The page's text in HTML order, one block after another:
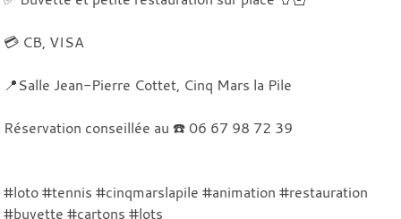
💳 CB, VISA
📍Salle Jean-Pierre Cottet, Cinq Mars la Pile
Réservation conseillée au ☎️ 06 67 98 72 39
#loto #tennis #cinqmarslapile #animation #restauration
#buvette #cartons #lots